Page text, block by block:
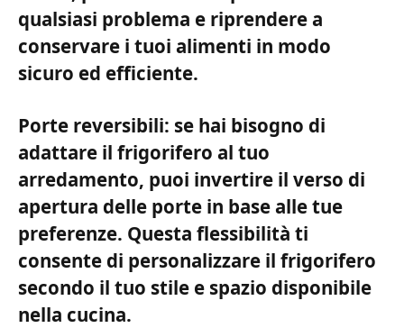
qualsiasi problema e riprendere a
conservare i tuoi alimenti in modo
sicuro ed efficiente.
Porte reversibili: se hai bisogno di
adattare il frigorifero al tuo
arredamento, puoi invertire il verso di
apertura delle porte in base alle tue
preferenze. Questa flessibilità ti
consente di personalizzare il frigorifero
secondo il tuo stile e spazio disponibile
nella cucina.